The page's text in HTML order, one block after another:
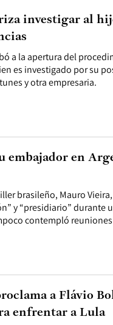
a la apertura del
es investigado por su
y otra empresaria.
investigar al
brasileño, Mauro
y “presidiario” durante
contempló
embajador en
a Flávio
enfrentar a Lula